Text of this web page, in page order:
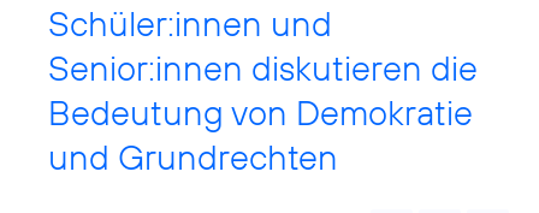
Schüler:innen und
Senior:innen diskutieren die
Bedeutung von Demokratie
und Grundrechten